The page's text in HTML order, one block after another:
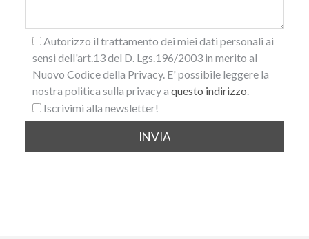
Autorizzo il trattamento dei miei dati personali ai
sensi dell'art.13 del D. Lgs.196/2003 in merito al
Nuovo Codice della Privacy. E' possibile leggere la
nostra politica sulla privacy a questo indirizzo.
Iscrivimi alla newsletter!